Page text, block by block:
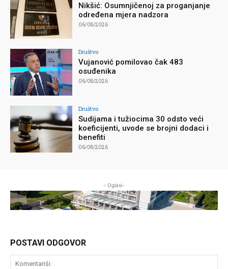
Nikšić: Osumnjičenoj za proganjanje
određena mjera nadzora
06/08/2026
Društvo
Vujanović pomilovao čak 483
osuđenika
06/08/2026
Društvo
Sudijama i tužiocima 30 odsto veći
koeficijenti, uvode se brojni dodaci i
benefiti
06/08/2026
- Oglasi-
POSTAVI ODGOVOR